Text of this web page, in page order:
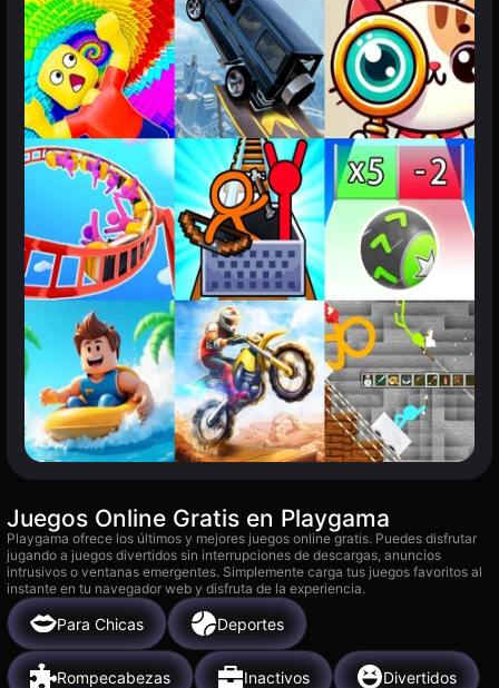
Juegos Online Gratis en Playgama
Playgama ofrece los últimos y mejores juegos online gratis. Puedes disfrutar
jugando a juegos divertidos sin interrupciones de descargas, anuncios
intrusivos o ventanas emergentes. Simplemente carga tus juegos favoritos al
instante en tu navegador web y disfruta de la experiencia.
Para Chicas Deportes
Rompecabezas Inactivos Divertidos